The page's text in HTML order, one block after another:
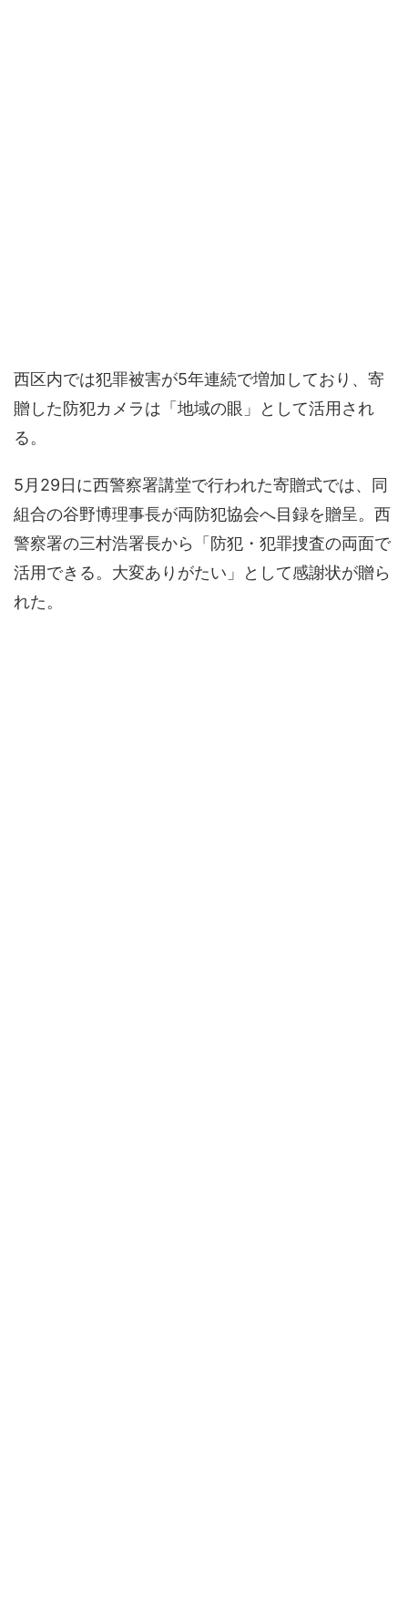
西区内では犯罪被害が5年連続で増加しており、寄
贈した防犯カメラは「地域の眼」として活用され
る。
5月29日に西警察署講堂で行われた寄贈式では、同
組合の谷野博理事長が両防犯協会へ目録を贈呈。西
警察署の三村浩署長から「防犯・犯罪捜査の両面で
活用できる。大変ありがたい」として感謝状が贈ら
れた。